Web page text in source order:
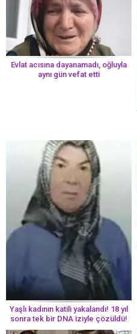
Evlat acısına dayanamadı, oğluyla
aynı gün vefat etti
Yaşlı kadının katili yakalandı! 18 yıl
sonra tek bir DNA iziyle çözüldü!